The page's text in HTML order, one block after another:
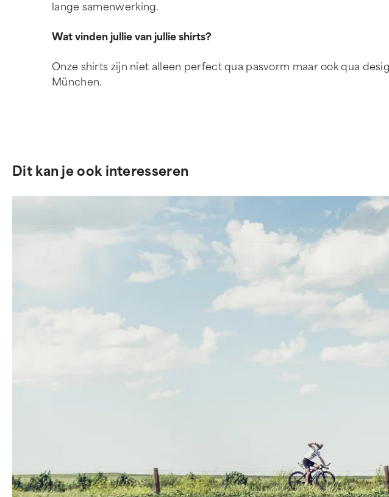
lange samenwerking.
Wat vinden jullie van jullie shirts?
Onze shirts zijn niet alleen perfect qua pasvorm maar ook qua
München.
Dit kan je ook interesseren